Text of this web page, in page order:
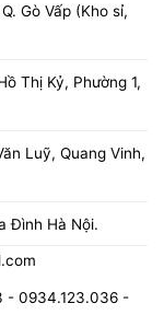
Gò Vấp (Kho sỉ,
Thị Kỷ, Phường 1,
Luỹ, Quang Vinh,
Đình Hà Nội.
- 0934.123.036 -